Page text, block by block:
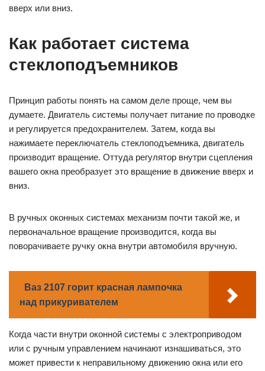
вверх или вниз.
Как работает система
стеклоподъемников
Принцип работы понять на самом деле проще, чем вы
думаете. Двигатель системы получает питание по проводке
и регулируется предохранителем. Затем, когда вы
нажимаете переключатель стеклоподъемника, двигатель
производит вращение. Оттуда регулятор внутри сцепления
вашего окна преобразует это вращение в движение вверх и
вниз.
В ручных оконных системах механизм почти такой же, и
первоначальное вращение производится, когда вы
поворачиваете ручку окна внутри автомобиля вручную.
Ваз 2107 горит красная лампочка
над прикуривателем
Когда части внутри оконной системы с электроприводом
или с ручным управлением начинают изнашиваться, это
может привести к неправильному движению окна или его